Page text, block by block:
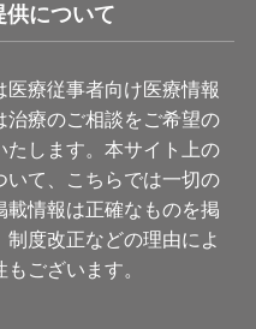
供について
療従事者向け医療情報
療のご相談をご希望の
します。本サイト上の
て、こちらでは一切の
情報は正確なものを掲
度改正などの理由によ
ございます。